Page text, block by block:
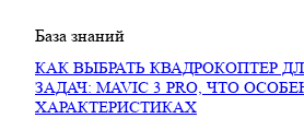
База знаний
КАК ВЫБРАТЬ КВАДРОКОПТЕР
ЗАДАЧ: MAVIC 3 PRO, ЧТО
ХАРАКТЕРИСТИКАХ